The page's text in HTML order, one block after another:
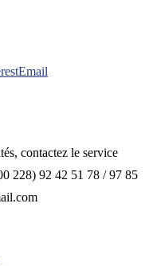
Email
contactez le service
228) 92 42 51 78 / 97 85